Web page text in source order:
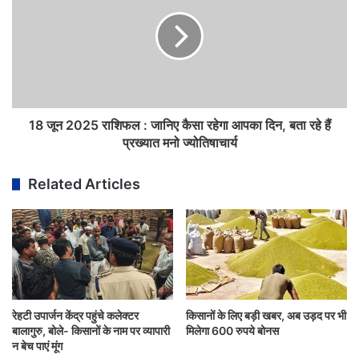
18 जून 2025 राशिफल : जानिए कैसा रहेगा आपका दिन, बता रहे हैं
प्रख्यात मनो ज्योतिषाचार्य
Related Articles
रेहटी उपार्जन केंद्र पहुंचे कलेक्टर
बालागुरु, बोले- किसानों के नाम पर व्यापारी
न बेच पाएं मूंग
किसानों के लिए बड़ी खबर, अब उड़द पर भी
मिलेगा 600 रुपये बोनस